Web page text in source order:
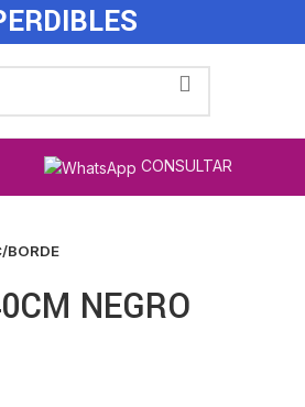
CONSULTAR
BORDE
NEGRO